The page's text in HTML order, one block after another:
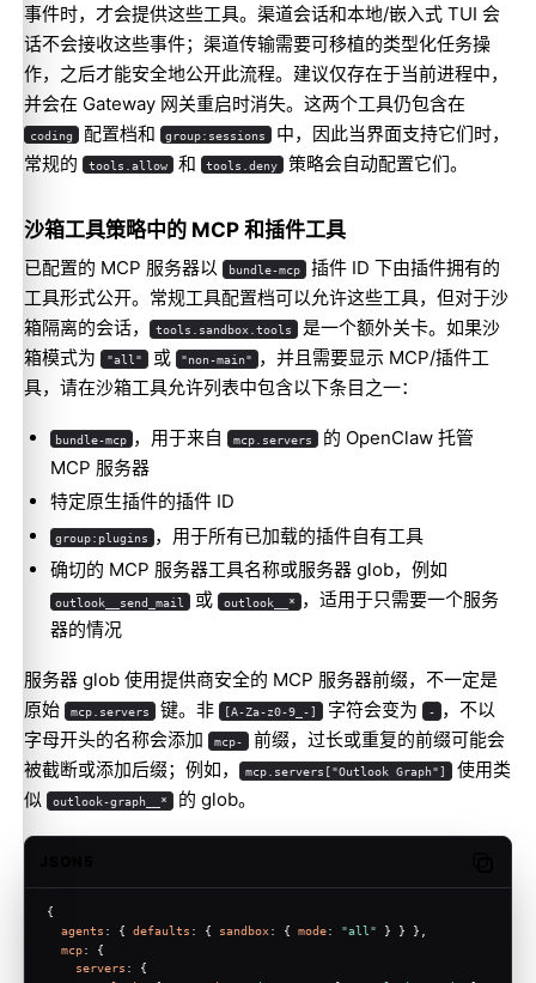
事件时，才会提供这些工具。渠道会话和本地/嵌入式 TUI 会
话不会接收这些事件；渠道传输需要可移植的类型化任务操
作，之后才能安全地公开此流程。建议仅存在于当前进程中，
并会在 Gateway 网关重启时消失。这两个工具仍包含在
coding 配置档和 group:sessions
中，因此当界面支持它们时，
常规的
tools.allow 和 tools.deny 策略会自动配置它们。
沙箱工具策略中的 MCP 和插件工具
已配置的 MCP 服务器以 bundle-mcp 插件 ID 下由插件拥有的
工具形式公开。常规工具配置档可以允许这些工具，但对于沙
箱隔离的会话，
tools.sandbox.tools 是一个额外关卡。如果沙
箱模式为
"all" 或 "non-main"
，并且需要显示 MCP/插件工
具，请在沙箱工具允许列表中包含以下条目之一：
bundle-mcp ，用于来自 mcp.servers 的 OpenClaw 托管
MCP 服务器
特定原生插件的插件 ID
group:plugins
，用于所有已加载的插件自有工具
确切的 MCP 服务器工具名称或服务器 glob，例如
outlook__send_mail 或 outlook__* ，适用于只需要一个服务
器的情况
服务器 glob 使用提供商安全的 MCP 服务器前缀，不一定是
原始
mcp.servers 键。非 [A-Za-z0-9_-] 字符会变为 - ，不以
字母开头的名称会添加
mcp- 前缀，过长或重复的前缀可能会
被截断或添加后缀；例如，
mcp.servers["Outlook Graph"]
使用类
似
outlook-graph__* 的 glob。
{
agents : { defaults : { sandbox: { mode: "all" } } },
mcp: {
servers : {